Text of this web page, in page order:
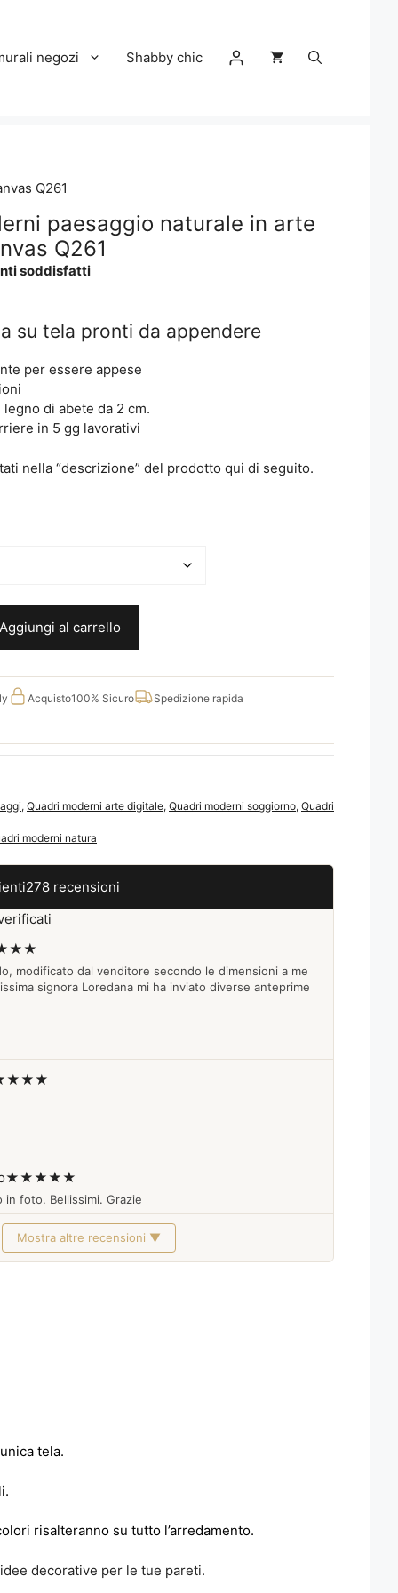
negozi Shabby chic
Q261
paesaggio naturale in arte
Q261
soddisfatti
su tela pronti da appendere
per essere appese
di abete da 2 cm.
in 5 gg lavorativi
nella “descrizione” del prodotto qui di seguito.
Aggiungi al carrello
Acquisto100% Sicuro Spedizione rapida
, Quadri moderni arte digitale, Quadri moderni soggiorno, Quadri
moderni natura
278 recensioni
modificato dal venditore secondo le dimensioni a me
signora Loredana mi ha inviato diverse anteprime
★★★★★
foto. Bellissimi. Grazie
Mostra altre recensioni ▼
tela.
risalteranno su tutto l’arredamento.
decorative per le tue pareti.